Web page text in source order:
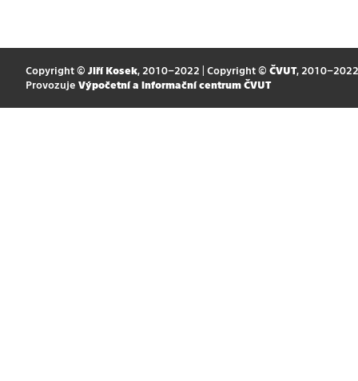
Copyright © Jiří Kosek, 2010–2022 | Copyright © ČVUT, 2010–2022
Provozuje Výpočetní a informační centrum ČVUT